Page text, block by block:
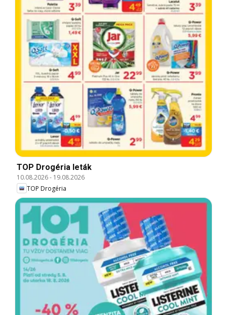
TOP Drogéria leták
10.08.2026- 19.08.2026
TOP Drogéria